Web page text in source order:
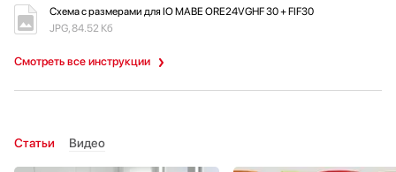
Смотреть все инструкции
Схема с размерами для IO MABE ORE24VGHF 30 + FIF30
JPG, 84.52 Кб
Статьи Видео